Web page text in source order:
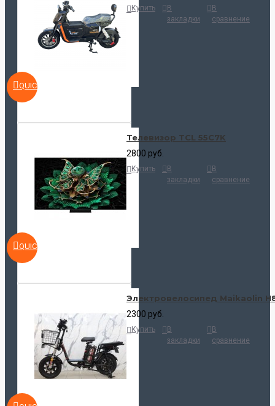
QUICKVIEW
Купить
В
закладки
В
сравнение
QUICKVIEW
Телевизор TCL 55C7K
2800 руб.
Купить
В
закладки
В
сравнение
Электровелосипед Maikaolin
2300 руб.
Купить
В
закладки
В
сравнение